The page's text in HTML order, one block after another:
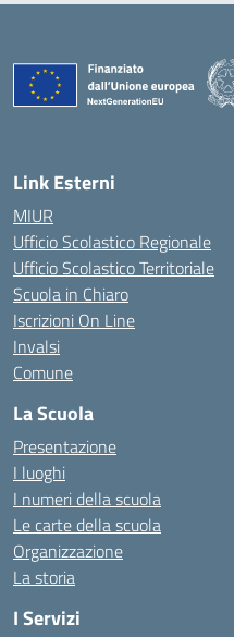
Link Esterni
MIUR
Ufficio Scolastico Regionale
Ufficio Scolastico Territoriale
Scuola in Chiaro
Iscrizioni On Line
Invalsi
Comune
La Scuola
Presentazione
I luoghi
I numeri della scuola
Le carte della scuola
Organizzazione
La storia
I Servizi